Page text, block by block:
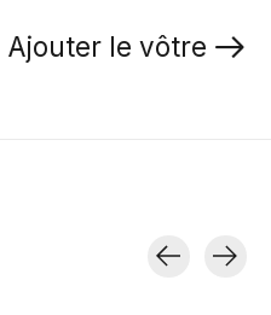
Ajouter le vôtre